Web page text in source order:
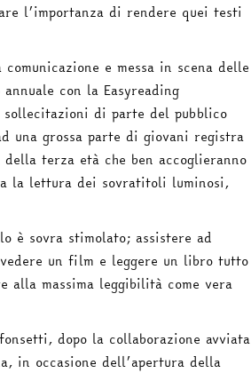
l’importanza di rendere quei testi
e messa in scena delle
con la Easyreading
di parte del pubblico
una grossa parte di giovani registra
terza età che ben accoglieranno
la lettura dei sovratitoli luminosi,
è sovra stimolato; assistere ad
un film e leggere un libro tutto
alla massima leggibilità come vera
dopo la collaborazione avviata
in occasione dell’apertura della